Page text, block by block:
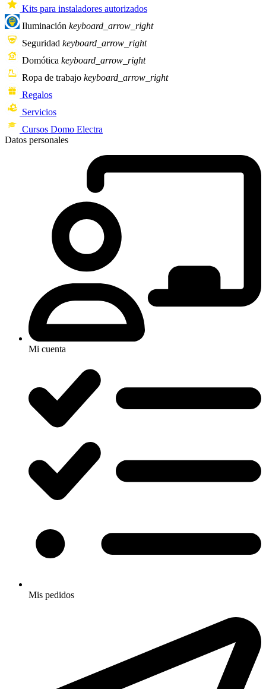
Kits para instaladores autorizados
Iluminación keyboard_arrow_right
Seguridad keyboard_arrow_right
Domótica keyboard_arrow_right
Ropa de trabajo keyboard_arrow_right
Regalos
Servicios
Cursos Domo Electra
Datos personales
Mi cuenta
Mis pedidos